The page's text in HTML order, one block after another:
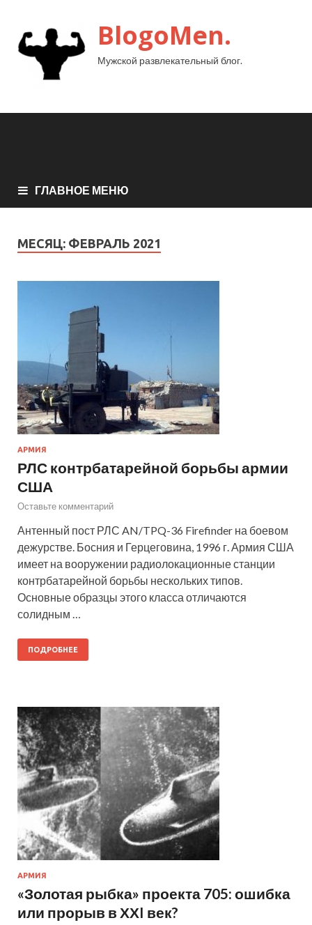
BlogoMen.
Мужской развлекательный блог.
ГЛАВНОЕ МЕНЮ
МЕСЯЦ: ФЕВРАЛЬ 2021
АРМИЯ
РЛС контрбатарейной борьбы армии
США
Оставьте комментарий
Антенный пост РЛС AN/TPQ-36 Firefinder на боевом
дежурстве. Босния и Герцеговина, 1996 г. Армия США
имеет на вооружении радиолокационные станции
контрбатарейной борьбы нескольких типов.
Основные образцы этого класса отличаются
солидным …
ПОДРОБНЕЕ
АРМИЯ
«Золотая рыбка» проекта 705: ошибка
или прорыв в ХХI век?